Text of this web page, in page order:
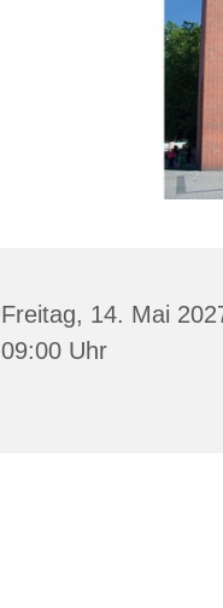
Freitag, 14. Mai
09:00 Uhr